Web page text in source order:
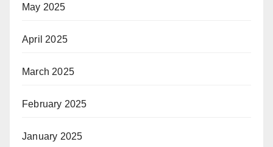
May 2025
April 2025
March 2025
February 2025
January 2025